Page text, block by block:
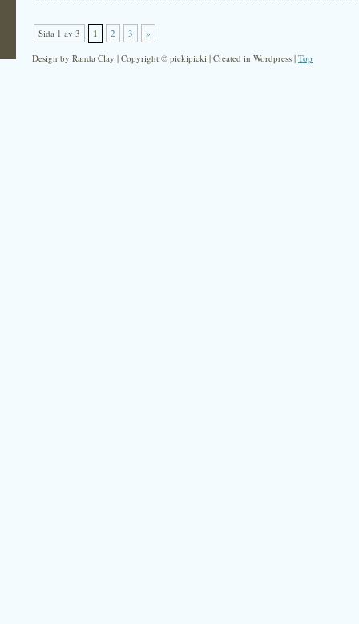
Sida 1 av 3 1 2 3 »
Design by Randa Clay | Copyright © pickipicki | Created in Wordpress | Top